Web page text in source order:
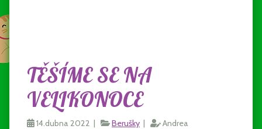
TĚŠÍME SE NA
VELIKONOCE
14.dubna 2022 | Berušky |
Andrea